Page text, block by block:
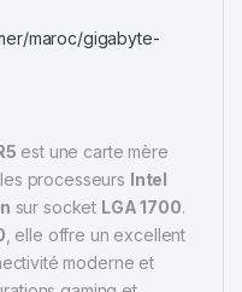
est une carte mère
processeurs Intel
sur socket LGA 1700.
, elle offre un excellent
moderne et